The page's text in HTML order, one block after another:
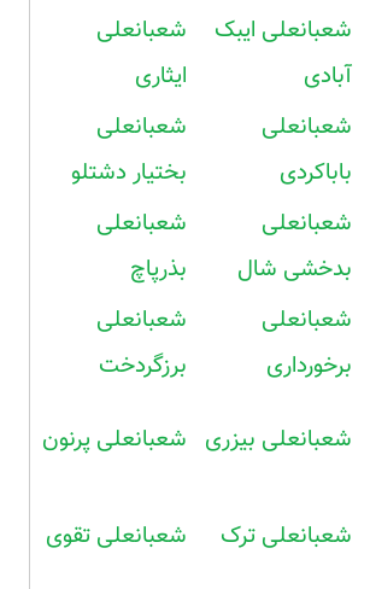
شعبانعلی ایبک
آبادی
شعبانعلی
ایثاری
شعبانعلی
باباکردی
شعبانعلی
بختیار دشتلو
شعبانعلی
بدخشی شال
شعبانعلی
بذرپاچ
شعبانعلی
برخورداری
شعبانعلی
برزگردخت
شعبانعلی بیزری شعبانعلی پرنون
شعبانعلی ترک شعبانعلی تقوی